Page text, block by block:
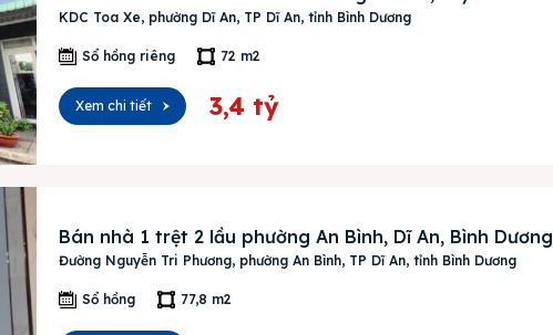
bản cập nhật V3
nhanh chóng hơn
KDC Toa Xe, phường Dĩ An, TP Dĩ An, tỉnh Bình Dương
Sổ hồng riêng 72 m2
Xem chi tiết 3,4 tỷ
Bán nhà 1 trệt 2 lầu phường An Bình, Dĩ An, Bình Dương
Đường Nguyễn Tri Phương, phường An Bình, TP Dĩ An, tỉnh Bình Dương
Sổ hồng 77,8 m2